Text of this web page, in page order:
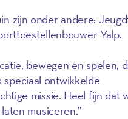
zijn onder andere:
Yalp.
bewegen en spelen,
ontwikkelde
missie. Heel fijn dat
musiceren.”